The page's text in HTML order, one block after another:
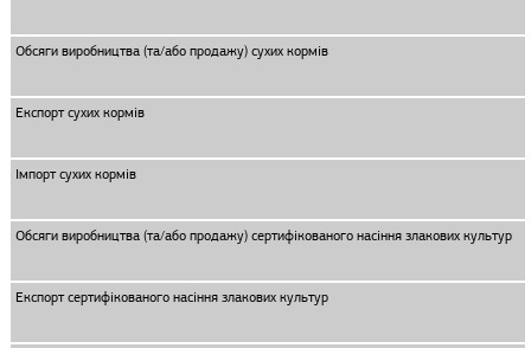
Обсяги виробництва (та/або продажу) сухих кормів
Експорт сухих кормів
Імпорт сухих кормів
Обсяги виробництва (та/або продажу) сертифікованого насіння злакових культур
Експорт сертифікованого насіння злакових культур